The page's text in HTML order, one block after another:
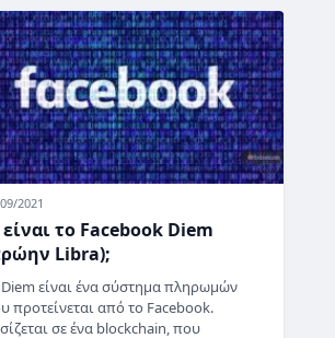
2021
είναι το Facebook Diem
Libra);
είναι ένα σύστημα πληρωμών
προτείνεται από το Facebook.
σε ένα blockchain, που